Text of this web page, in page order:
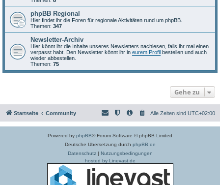
phpBB Regional
Hier findet ihr die Foren für regionale Aktivitäten rund um phpBB.
Themen: 347
Newsletter-Archiv
Hier könnt ihr die Inhalte unseres Newsletters nachlesen, falls ihr mal einen
verpasst habt. Den Newsletter könnt ihr in eurem Profil bestellen und auch
wieder abbestellen.
Themen: 75
Gehe zu
Startseite Community Alle Zeiten sind UTC+02:00
Powered by phpBB® Forum Software © phpBB Limited
Deutsche Übersetzung durch phpBB.de
Datenschutz| Nutzungsbedingungen
hosted by Linevast.de